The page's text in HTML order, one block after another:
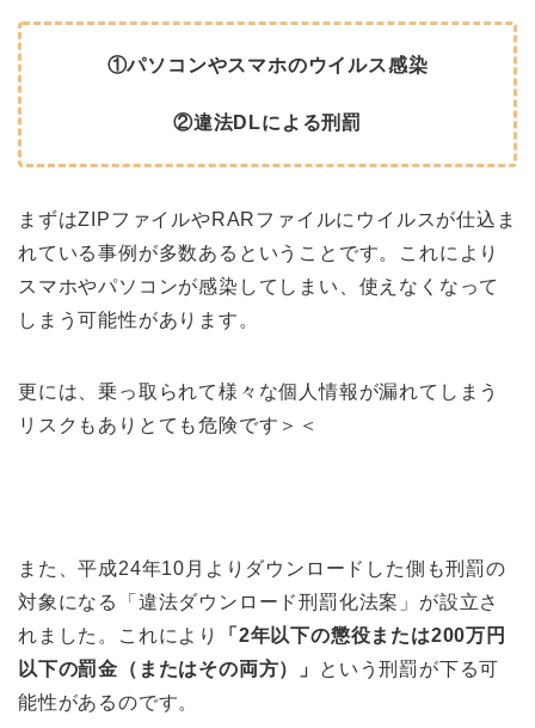
①パソコンやスマホのウイルス感染
②違法DLによる刑罰
まずはZIPファイルやRARファイルにウイルスが仕込ま
れている事例が多数あるということです。これにより
スマホやパソコンが感染してしまい、使えなくなって
しまう可能性があります。
更には、乗っ取られて様々な個人情報が漏れてしまう
リスクもありとても危険です＞＜
また、平成24年10月よりダウンロードした側も刑罰の
対象になる「違法ダウンロード刑罰化法案」が設立さ
れました。これにより
「2年以下の懲役または200万円
以下の罰金（またはその両方）」
という刑罰が下る可
能性があるのです。